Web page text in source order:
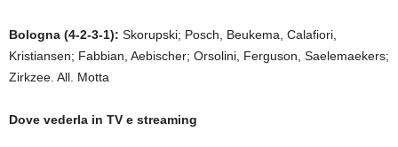
Bologna (4-2-3-1): Skorupski; Posch, Beukema, Calafiori,
Kristiansen; Fabbian, Aebischer; Orsolini, Ferguson, Saelemaekers;
Zirkzee. All. Motta
Dove vederla in TV e streaming